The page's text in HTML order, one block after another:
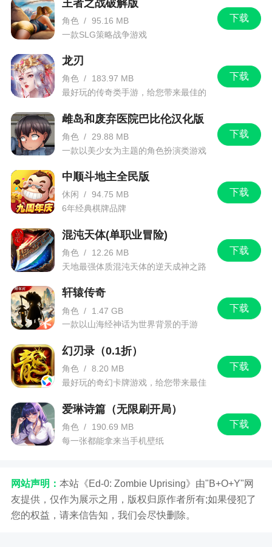
1、游戏中你可以学习到很多古代的成语，这时
候如果你学习很厉害，那么就难不倒你，不过如果
不会的话可以从游戏中学到很多成语
2、成语，新一代装逼利器，在与人交谈的时候
突然引用一个成语，会显得自己的逼格特别的高，
所以，你还在等什么，快来在趣味中学习成语吧。
成语接龙是一款非常好玩的休闲益智类游戏，游戏
以猜成语 为主要玩，画面清新简约，各种各样的谜
更新日志
1.优化程序UI
2.优化程序算法
下载
王者之战破解版
角色 / 95.16 MB
一款SLG策略战争游戏
下载
龙刃
角色 /
183.97 MB
最好玩的传奇类手游，给您带来最佳的
下载
雌岛和废弃医院巴比伦汉化版
角色 /
29.88 MB
一款以美少女为主题的角色扮演类游戏
下载
中顺斗地主全民版
休闲 / 94.75 MB
6年经典棋牌品牌
下载
混沌天体(单职业冒险)
角色 /
12.26 MB
天地最强体质混沌天体的逆天成神之路
下载
轩辕传奇
角色 /
1.47 GB
一款以山海经神话为世界背景的手游
下载
幻刃录（0.1折）
角色 / 8.20 MB
最好玩的奇幻卡牌游戏，给您带来最佳
下载
爱琳诗篇（无限刷开局）
角色 /
190.69 MB
每一张都能拿来当手机壁纸
网站声明： 本站《Ed-0: Zombie Uprising》由"B+O+Y"网
友提供，仅作为展示之用，版权归原作者所有;如果侵犯了
您的权益，请来信告知，我们会尽快删除。